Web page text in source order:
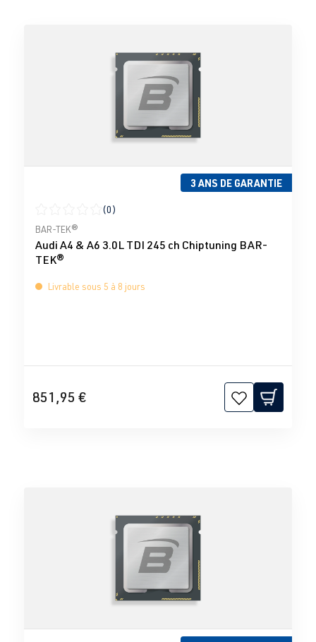
3 ANS DE GARANTIE
Note moyenne de 0 sur 5 étoiles
(0)
BAR-TEK®
Audi A4 & A6 3.0L TDI 245 ch Chiptuning BAR-
TEK®
Livrable sous 5 à 8 jours
851,95 €